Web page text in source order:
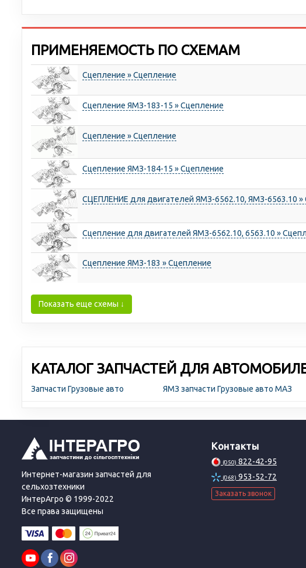
ПРИМЕНЯЕМОСТЬ ПО СХЕМАМ
Сцепление » Сцепление
Сцепление ЯМЗ-183-15 » Сцепление
Сцепление » Сцепление
Сцепление ЯМЗ-184-15 » Сцепление
СЦЕПЛЕНИЕ для двигателей ЯМЗ-6562.10, ЯМЗ-6563.10 »
Сцепление для двигателей ЯМЗ-6562.10, 6563.10 »
Сцепление ЯМЗ-183 » Сцепление
Показать еще схемы ↓
КАТАЛОГ ЗАПЧАСТЕЙ ДЛЯ
Запчасти Грузовые авто ЯМЗ запчасти Грузовые авто МАЗ
Интернет-магазин запчастей для
сельхозтехники
ИнтерАгро © 1999-2022
Все права защищены
Контакты
(050) 822-42-95
(068) 953-52-72
Заказать звонок